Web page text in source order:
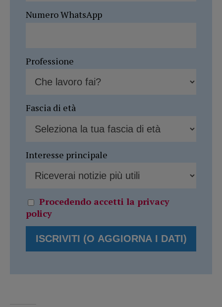
Numero WhatsApp
Professione
Fascia di età
Interesse principale
Procedendo accetti la privacy
policy